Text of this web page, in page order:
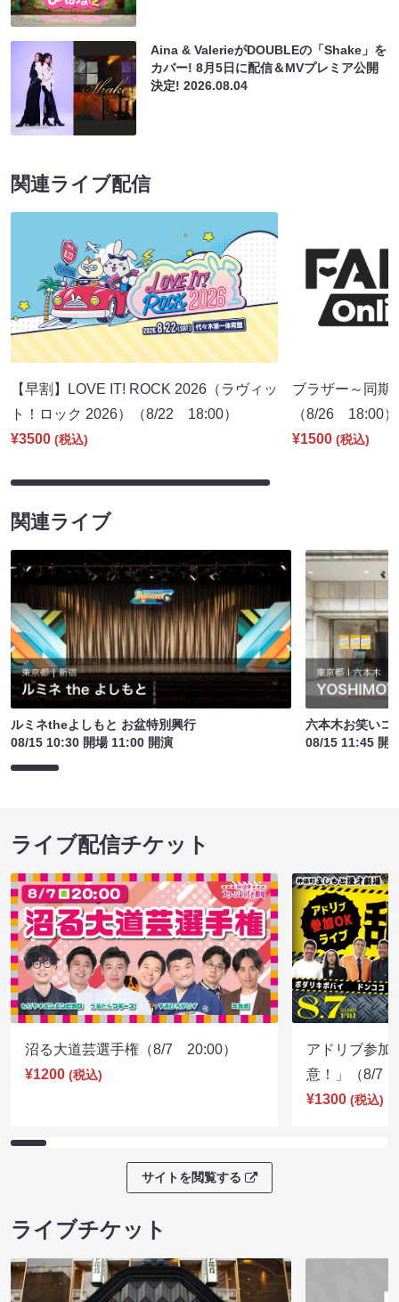
Aina & ValerieがDOUBLEの「Shake」を
カバー! 8月5日に配信＆MVプレミア公開
決定!2026.08.04
関連ライブ配信
【早割】LOVE IT! ROCK 2026（ラヴィッ
ト！ロック 2026）（8/22 18:00）
¥3500 (税込)
ブラザー～同期
（8/26 18:00）
¥1500 (税込)
関連ライブ
ルミネtheよしもと お盆特別興行
08/15 10:30 開場 11:00 開演
六本木お笑いコ
08/15 11:45 開
ライブ配信チケット
沼る大道芸選手権（8/7 20:00）
¥1200 (税込)
アドリブ参加
意！」（8/7
¥1300 (税込)
サイトを閲覧する
ライブチケット